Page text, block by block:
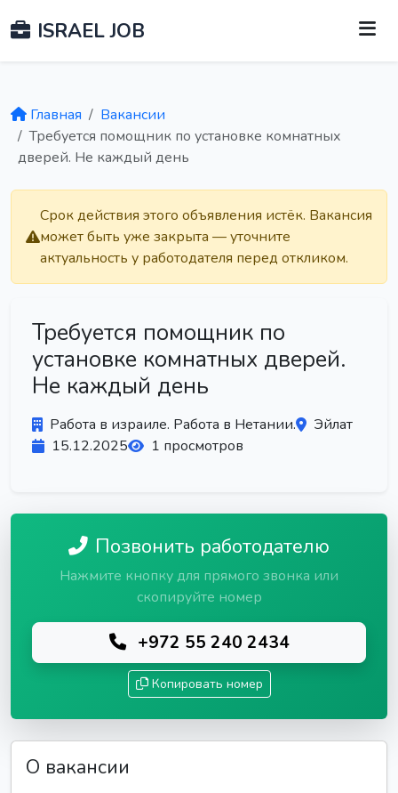
ISRAEL JOB
Главная
Вакансии
Требуется помощник по установке комнатных
дверей. Не каждый день
Срок действия этого объявления истёк. Вакансия
может быть уже закрыта — уточните
актуальность у работодателя перед откликом.
Требуется помощник по
установке комнатных дверей.
Не каждый день
Работа в израиле. Работа в Нетании.
Эйлат
15.12.2025
1 просмотров
Позвонить работодателю
Нажмите кнопку для прямого звонка или
скопируйте номер
+972 55 240 2434
Копировать номер
О вакансии